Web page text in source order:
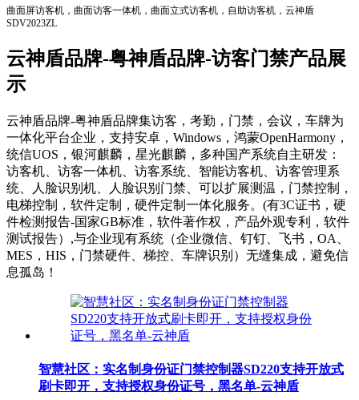
曲面屏访客机，曲面访客一体机，曲面立式访客机，自助访客机，云神盾
SDV2023ZL
云神盾品牌-粤神盾品牌-访客门禁产品展
示
云神盾品牌-粤神盾品牌集访客，考勤，门禁，会议，车牌为
一体化平台企业，支持安卓，Windows，鸿蒙OpenHarmony，
统信UOS，银河麒麟，星光麒麟，多种国产系统自主研发：
访客机、访客一体机、访客系统、智能访客机、访客管理系
统、人脸识别机、人脸识别门禁、可以扩展测温，门禁控制，
电梯控制，软件定制，硬件定制一体化服务。(有3C证书，硬
件检测报告-国家GB标准，软件著作权，产品外观专利，软件
测试报告）,与企业现有系统（企业微信、钉钉、飞书，OA、
MES，HIS，门禁硬件、梯控、车牌识别）无缝集成，避免信
息孤岛！
智慧社区：实名制身份证门禁控制器SD220支持开放式
刷卡即开，支持授权身份证号，黑名单-云神盾